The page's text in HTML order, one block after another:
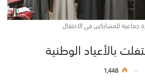
جماعية للمشاركين في الاحتفال
بالأعياد الوطنية
1,448